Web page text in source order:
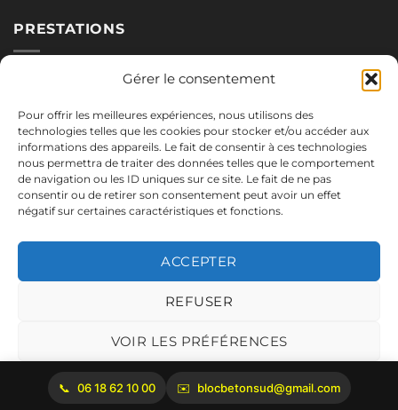
Gérer le consentement
Pour offrir les meilleures expériences, nous utilisons des
technologies telles que les cookies pour stocker et/ou accéder aux
informations des appareils. Le fait de consentir à ces technologies
nous permettra de traiter des données telles que le comportement
de navigation ou les ID uniques sur ce site. Le fait de ne pas
consentir ou de retirer son consentement peut avoir un effet
négatif sur certaines caractéristiques et fonctions.
ACCEPTER
REFUSER
VOIR LES PRÉFÉRENCES
Politique de cookies
PRESTATIONS
Réalisations
NOUS CONTACTER
blocbetonsud@gmail.com
2645 Route de Cadenet
Copyright 2026 ©Bloc Béton Sud
06 18 62 10 00 blocbetonsud@gmail.com